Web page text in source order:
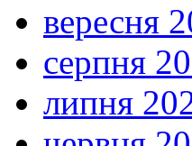
вересня
серпня
липня